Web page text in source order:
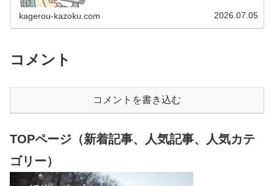
kagerou-kazoku.com 2026.07.05
コメント
コメントを書き込む
TOPページ（新着記事、人気記事、人気カテ
ゴリー）